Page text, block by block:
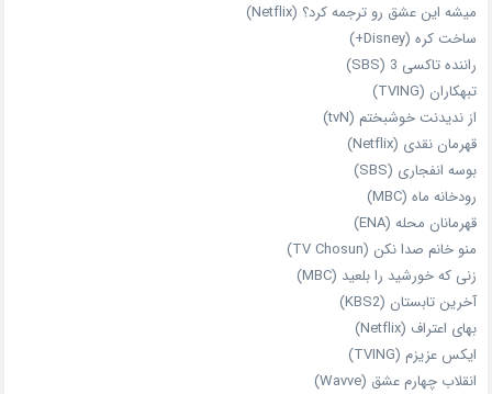
میشه این عشق رو ترجمه کرد؟ (Netflix)
ساخت کره (Disney+)
راننده تاکسی 3 (SBS)
تبهکاران (TVING)
از ندیدنت خوشبختم (tvN)
قهرمان نقدی (Netflix)
بوسه انفجاری (SBS)
رودخانه ماه (MBC)
قهرمانان محله (ENA)
منو خانم صدا نکن (TV Chosun)
زنی که خورشید را بلعید (MBC)
آخرین تابستان (KBS2)
بهای اعتراف (Netflix)
ایکس عزیزم (TVING)
انقلاب چهارم عشق (Wavve)